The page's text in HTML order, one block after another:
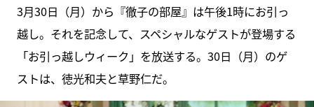
3月30日（月）から『徹子の部屋』は午後1時にお引っ
越し。それを記念して、スペシャルなゲストが登場する
「お引っ越しウィーク」を放送する。30日（月）のゲ
ストは、徳光和夫と草野仁だ。